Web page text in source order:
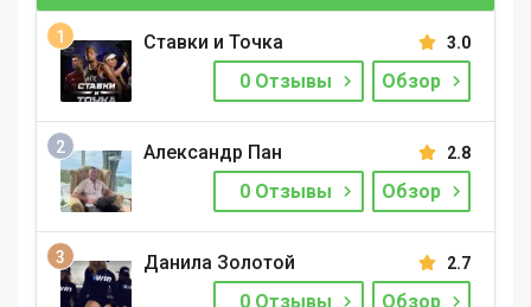
Ставки и Точка 3.0
0 Отзывы Обзор
Александр Пан 2.8
0 Отзывы Обзор
Данила Золотой 2.7
0 Отзывы Обзор